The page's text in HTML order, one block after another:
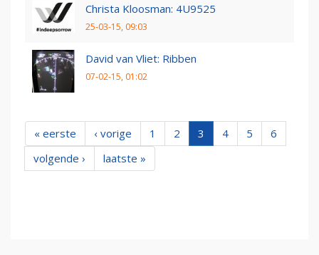
Christa Kloosman: 4U9525
25-03-15, 09:03
David van Vliet: Ribben
07-02-15, 01:02
« eerste ‹ vorige 1 2 3 4 5
6
volgende ›
laatste »